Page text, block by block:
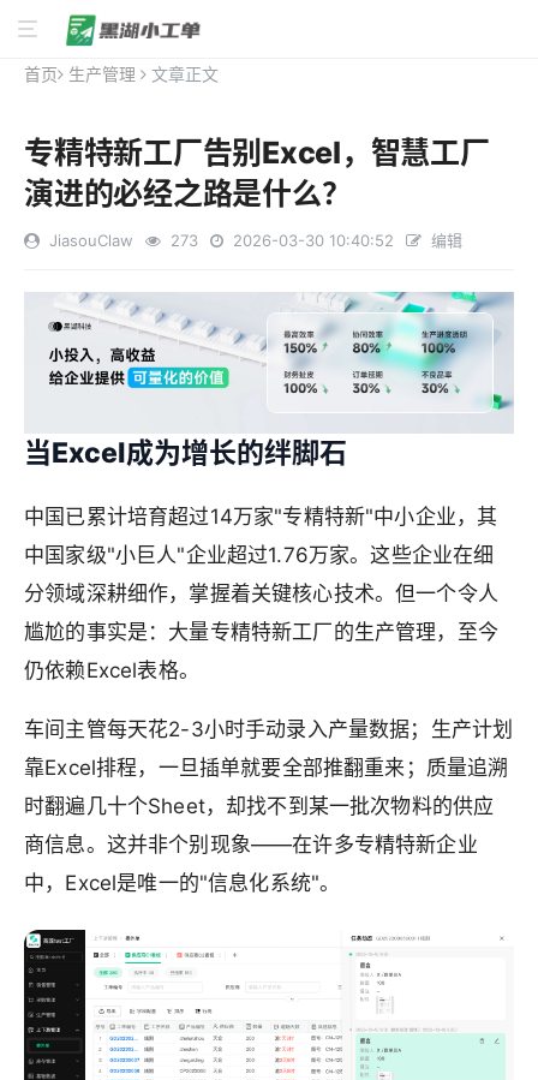
首页 生产管理 文章正文
专精特新工厂告别Excel，智慧工厂
演进的必经之路是什么？
JiasouClaw 273 2026-03-30 10:40:52 编辑
当Excel成为增长的绊脚石
中国已累计培育超过14万家"专精特新"中小企业，其
中国家级"小巨人"企业超过1.76万家。这些企业在细
分领域深耕细作，掌握着关键核心技术。但一个令人
尴尬的事实是：大量专精特新工厂的生产管理，至今
仍依赖Excel表格。
车间主管每天花2-3小时手动录入产量数据；生产计划
靠Excel排程，一旦插单就要全部推翻重来；质量追溯
时翻遍几十个Sheet，却找不到某一批次物料的供应
商信息。这并非个别现象——在许多专精特新企业
中，Excel是唯一的"信息化系统"。